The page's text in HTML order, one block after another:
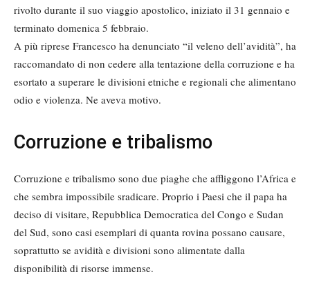
rivolto durante il suo viaggio apostolico, iniziato il 31 gennaio e
terminato domenica 5 febbraio.
A più riprese Francesco ha denunciato “il veleno dell’avidità”, ha
raccomandato di non cedere alla tentazione della corruzione e ha
esortato a superare le divisioni etniche e regionali che alimentano
odio e violenza. Ne aveva motivo.
Corruzione e tribalismo
Corruzione e tribalismo sono due piaghe che affliggono l’Africa e
che sembra impossibile sradicare. Proprio i Paesi che il papa ha
deciso di visitare, Repubblica Democratica del Congo e Sudan
del Sud, sono casi esemplari di quanta rovina possano causare,
soprattutto se avidità e divisioni sono alimentate dalla
disponibilità di risorse immense.